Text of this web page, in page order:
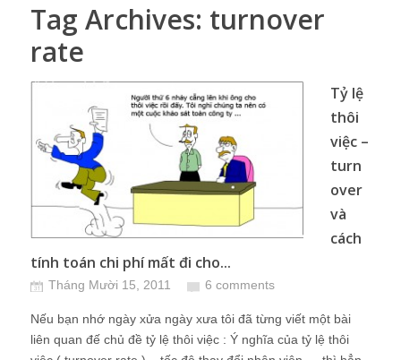
Tag Archives: turnover
rate
Tỷ lệ
thôi
việc –
turn
over
và
cách
tính toán chi phí mất đi cho...
Tháng Mười 15, 2011 6 comments
Nếu bạn nhớ ngày xửa ngày xưa tôi đã từng viết một bài
liên quan đế chủ đề tỷ lệ thôi việc : Ý nghĩa của tỷ lệ thôi